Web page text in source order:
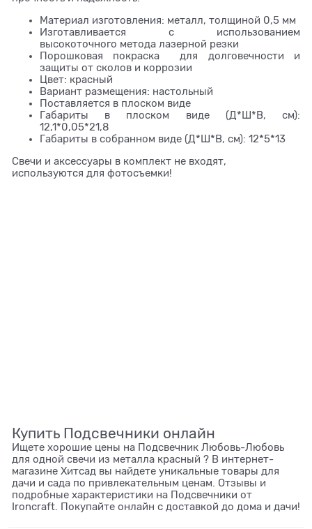
Материал изготовления: металл, толщиной 0,5 мм
Изготавливается с использованием
высокоточного метода лазерной резки
Порошковая покраска для долговечности и
защиты от сколов и коррозии
Цвет: красный
Вариант размещения: настольный
Поставляется в плоском виде
Габариты в плоском виде (Д*Ш*В, см):
12,1*0,05*21,8
Габариты в собранном виде (Д*Ш*В, см): 12*5*13
Свечи и аксессуары в комплект не входят,
используются для фотосъемки!
Купить Подсвечники онлайн
Ищете хорошие цены на Подсвечник Любовь-Любовь
для одной свечи из металла красный ? В интернет-
магазине Хитсад вы найдете уникальные товары для
дачи и сада по привлекательным ценам. Отзывы и
подробные характеристики на Подсвечники от
Ironcraft. Покупайте онлайн с доставкой до дома и дачи!